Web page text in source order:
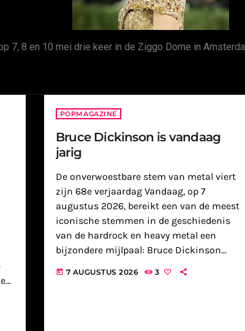
7, 8 en 10 mei drie keer in de Ziggo Dome in
POPMAGAZINE
Bruce Dickinson is vandaag
jarig
De onverwoestbare stem van metal viert
zijn 68e verjaardag Vandaag, op 7
augustus 2026, bereikt een van de meest
iconische stemmen in de geschiedenis
van de hardrock en heavy metal een
bijzondere mijlpaal: Bruce Dickinson
die wereldwijd bekendheid verwierf als het
today 7 AUGUSTUS 2026 3